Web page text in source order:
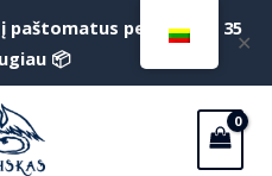
paštomatus perkant už 35
📦
✕